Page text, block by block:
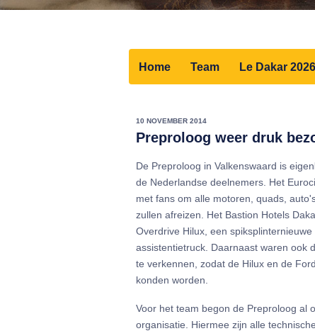
Home Team Le Dakar 2026
10 NOVEMBER 2014
Preproloog weer druk
De Preproloog in Valkenswaard is
de Nederlandse deelnemers. Het
met fans om alle motoren, quads,
zullen afreizen. Het Bastion Hotels
Overdrive Hilux, een
assistentietruck. Daarnaast waren ook
te verkennen, zodat de Hilux en de
konden worden.
Voor het team begon de Preproloog al
organisatie. Hiermee zijn alle